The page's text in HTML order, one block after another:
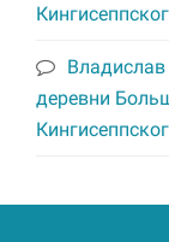
Владислав
деревни